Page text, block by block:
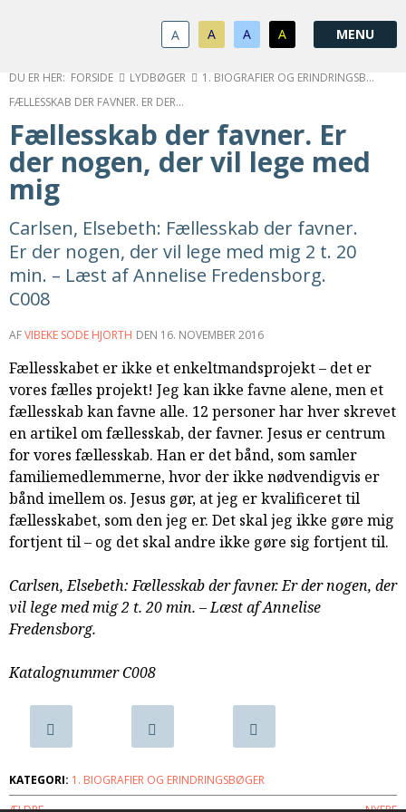
og
gå
indhold
forsiden
guide
for
1.2:
Bestyrelse
1.3:
Økonomi
1.5:
Privatlivspolitik
1.6:
Vedtægter
2.0:
Nyheder
3.0:
Kalender
4.0:
Kristeligt
Lydbibliotek
5.0:
Lydbøger
til
6.0:
Bibelen
7.0:
Arrangementer
7.1:
Sommerstævne
7.2:
Nordisk
samarbejde
8.0:
Støt
KABB!
9.0:
Links
Næste
indlæg:
sidste
jøde
indlæg:
virkelig.
lille
drengs
A A A A
FORSIDE LYDBØGER
1. BIOGRAFIER OG ERINDRINGSBØGER
FÆLLESSKAB DER FAVNER. ER DER NOGEN, DER VIL LEGE MED MIG
Fællesskab der favner. Er
der nogen, der vil lege med
mig
Carlsen, Elsebeth: Fællesskab der favner.
Er der nogen, der vil lege med mig 2 t. 20
min. – Læst af Annelise Fredensborg.
C008
AFVIBEKE SODE HJORTH DEN 16. NOVEMBER 2016
Fællesskabet er ikke et enkeltmandsprojekt – det er
vores fælles projekt! Jeg kan ikke favne alene, men et
fællesskab kan favne alle. 12 personer har hver skrevet
en artikel om fællesskab, der favner. Jesus er centrum
for vores fællesskab. Han er det bånd, som samler
familiemedlemmerne, hvor der ikke nødvendigvis er
bånd imellem os. Jesus gør, at jeg er kvalificeret til
fællesskabet, som den jeg er. Det skal jeg ikke gøre mig
fortjent til – og det skal andre ikke gøre sig fortjent til.
Carlsen, Elsebeth: Fællesskab der favner. Er der nogen, der
vil lege med mig 2 t. 20 min. – Læst af Annelise
Fredensborg.
Katalognummer C008
KATEGORI: 1. BIOGRAFIER OG ERINDRINGSBØGER